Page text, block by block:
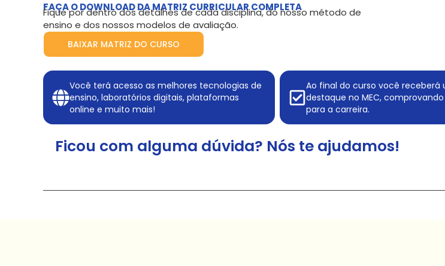
FAÇA O DOWNLOAD DA MATRIZ CURRICULAR COMPLETA
Fique por dentro dos detalhes de cada disciplina, do nosso método de
ensino e dos nossos modelos de avaliação.
BAIXAR MATRIZ DO CURSO
Você terá acesso as melhores tecnologias de
ensino, laboratórios digitais, plataformas
online e muito mais!
Ao final do curso você receberá
destaque no MEC,
para a carreira.
Ficou com alguma dúvida? Nós te ajudamos!